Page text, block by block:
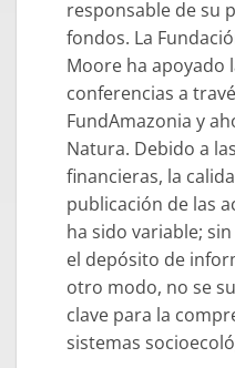
responsable de su
fondos. La
Moore ha apoyado
conferencias a
FundAmazonia y
Natura. Debido a
financieras, la
publicación de las
ha sido variable;
el depósito de
otro modo, no se
clave para la
sistemas